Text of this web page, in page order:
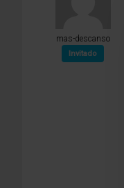
mas-descanso
Invitado